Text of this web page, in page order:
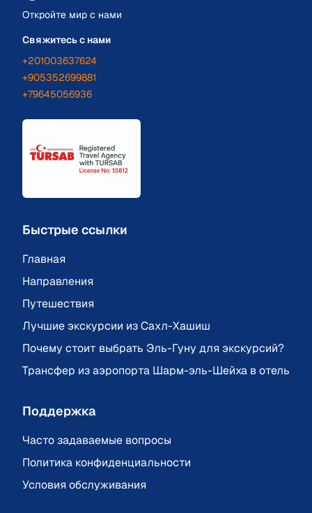
Откройте мир с нами
Свяжитесь с нами
+201003637624
+905352699881
+79645056936
Быстрые ссылки
Главная
Направления
Путешествия
Лучшие экскурсии из Сахл-Хашиш
Почему стоит выбрать Эль-Гуну для экскурсий?
Трансфер из аэропорта Шарм-эль-Шейха в отель
Поддержка
Часто задаваемые вопросы
Политика конфиденциальности
Условия обслуживания